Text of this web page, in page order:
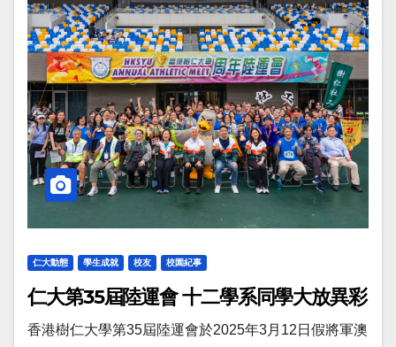
仁大動態 學生成就 校友 校園紀事
仁大第35屆陸運會 十二學系同學大放異彩
香港樹仁大學第35屆陸運會於2025年3月12日假將軍澳